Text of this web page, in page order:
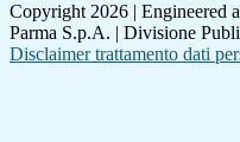
Copyright 2026 | Engineered
Parma S.p.A. | Divisione
Disclaimer trattamento dati